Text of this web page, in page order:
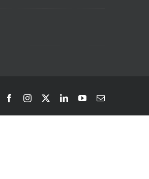
FacebookInstagram LinkedInYouTubeCorreo